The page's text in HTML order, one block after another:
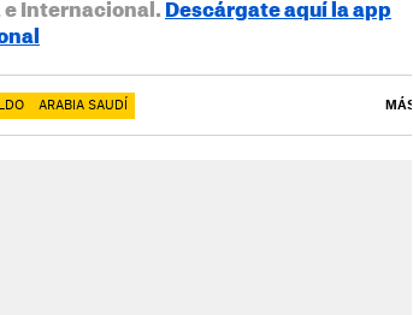
e Internacional. Descárgate aquí la app
ARABIA SAUDÍ MÁS